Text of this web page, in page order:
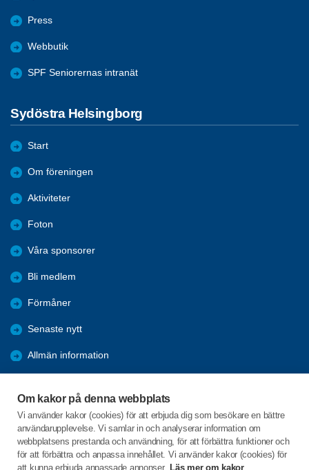
Om kakor på denna webbplats
Vi använder kakor (cookies) för att erbjuda dig som besökare en bättre
användarupplevelse. Vi samlar in och analyserar information om
webbplatsens prestanda och användning, för att förbättra funktioner och
för att förbättra och anpassa innehållet. Vi använder kakor (cookies) för
att kunna erbjuda anpassade annonser.
Läs mer om kakor
Press
Webbutik
SPF Seniorernas intranät
Sydöstra Helsingborg
Start
Om föreningen
Aktiviteter
Foton
Våra sponsorer
Bli medlem
Förmåner
Senaste nytt
Allmän information
2025 Arkiv
2024 Arkiv